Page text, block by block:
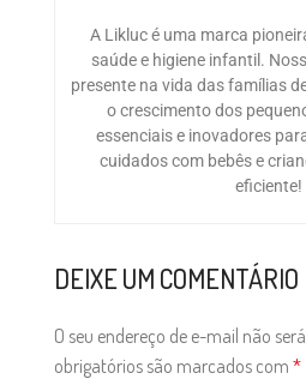
A Likluc é uma marca
saúde e higiene infantil.
presente na vida das famílias
o crescimento dos
essenciais e inovadores
cuidados com bebês e
eficiente!
DEIXE UM COMENTÁRIO
O seu endereço de e-mail não
obrigatórios são marcados com *